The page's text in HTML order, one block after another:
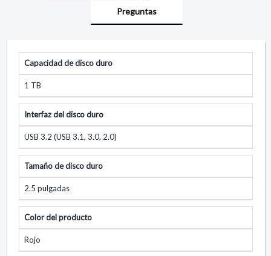
Preguntas
Capacidad de disco duro
1 TB
Interfaz del disco duro
USB 3.2 (USB 3.1, 3.0, 2.0)
Tamaño de disco duro
2.5 pulgadas
Color del producto
Rojo